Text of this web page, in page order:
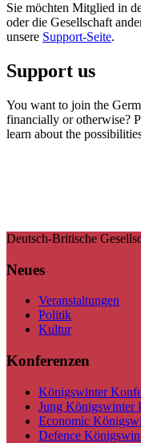
Sie möchten Mitglied in
oder die Gesellschaft
unsere Support-Seite.
Support us
You want to join the
financially or otherwise?
learn about the
Deutsch-Britische
Neues
Veranstaltungen
Politik
Kultur
Konferenzen
Königswinter
Jung Königswinter
Economic
Defence